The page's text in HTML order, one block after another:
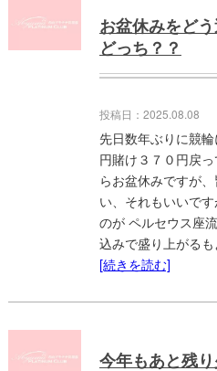
お盆休みをど
どっち？？
投稿日：2025.08.08
先日数年ぶりに競
円賭け３７０円戻
らお盆休みですが
い、それもいいで
のが ペルセウス座
込みで盛り上がる
[続きを読む]
今年もあと残